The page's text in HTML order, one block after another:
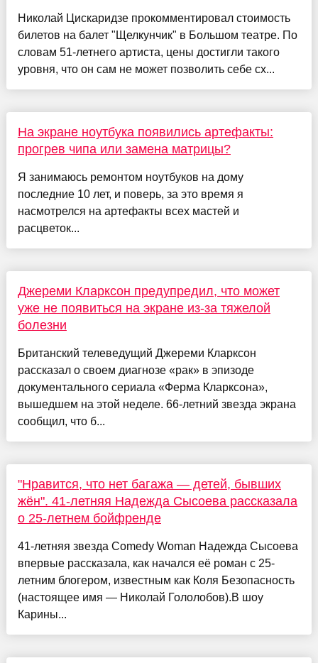
Николай Цискаридзе прокомментировал стоимость
билетов на балет "Щелкунчик" в Большом театре. По
словам 51-летнего артиста, цены достигли такого
уровня, что он сам не может позволить себе сх...
На экране ноутбука появились артефакты:
прогрев чипа или замена матрицы?
Я занимаюсь ремонтом ноутбуков на дому
последние 10 лет, и поверь, за это время я
насмотрелся на артефакты всех мастей и
расцветок...
Джереми Кларксон предупредил, что может
уже не появиться на экране из-за тяжелой
болезни
Британский телеведущий Джереми Кларксон
рассказал о своем диагнозе «рак» в эпизоде
документального сериала «Ферма Кларксона»,
вышедшем на этой неделе. 66-летний звезда экрана
сообщил, что б...
"Нравится, что нет багажа — детей, бывших
жён". 41-летняя Надежда Сысоева рассказала
о 25-летнем бойфренде
41-летняя звезда Comedy Woman Надежда Сысоева
впервые рассказала, как начался её роман с 25-
летним блогером, известным как Коля Безопасность
(настоящее имя — Николай Гололобов).В шоу
Карины...